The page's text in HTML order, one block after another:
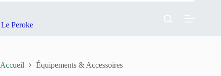
contenu
Le Peroke
Accueil Équipements & Accessoires